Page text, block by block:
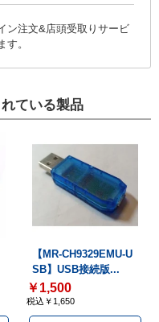
ン注文&店頭受取りサービ
す。
ている製品
【MR-CH9329EMU-U
SB】USB接続版...
￥1,500
税込￥1,650